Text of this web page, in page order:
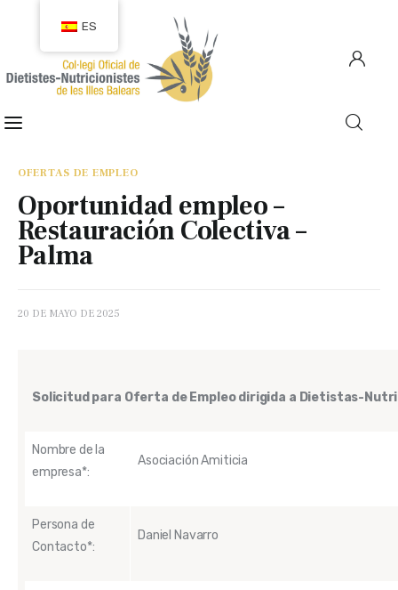
COLEGIADOS
EMPLEO
CIUDADANÍA
RECURSOS
OFERTAS DE EMPLEO
Oportunidad empleo –
Restauración Colectiva –
Palma
20 DE MAYO DE 2025
Solicitud para Oferta de Empleo dirigida a Dietistas-
Nombre de la
empresa*:
Asociación Amiticia
Persona de
Contacto*:
Daniel Navarro
ES